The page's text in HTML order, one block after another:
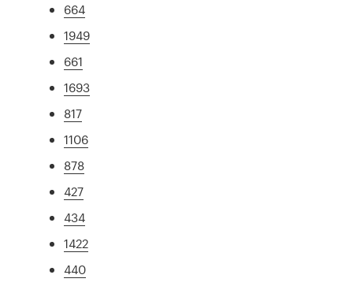
664
1949
661
1693
817
1106
878
427
434
1422
440